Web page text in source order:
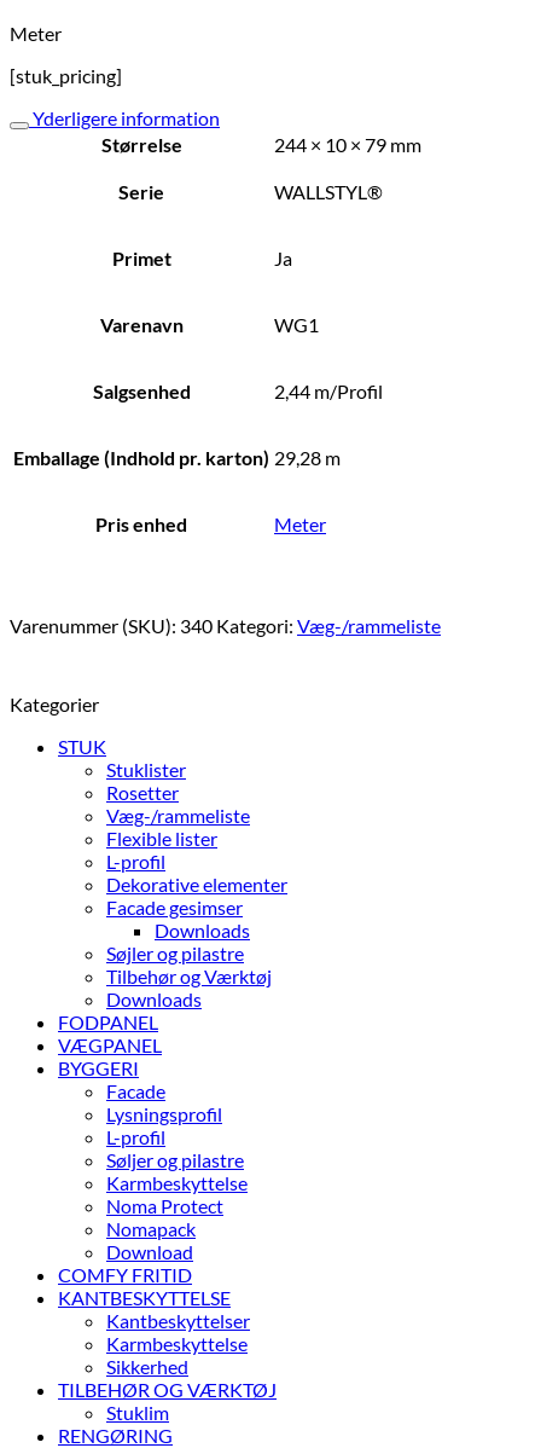
Meter
[stuk_pricing]
Yderligere information
Størrelse
244 × 10 × 79 mm
Serie WALLSTYL®
Primet Ja
Varenavn WG1
Salgsenhed 2,44 m/Profil
Emballage (Indhold pr. karton) 29,28 m
Pris enhed Meter
Varenummer (SKU): 340 Kategori: Væg-/rammeliste
Kategorier
STUK
Stuklister
Rosetter
Væg-/rammeliste
Flexible lister
L-profil
Dekorative elementer
Facade gesimser
Downloads
Søjler og pilastre
Tilbehør og Værktøj
Downloads
FODPANEL
VÆGPANEL
BYGGERI
Facade
Lysningsprofil
L-profil
Søljer og pilastre
Karmbeskyttelse
Noma Protect
Nomapack
Download
COMFY FRITID
KANTBESKYTTELSE
Kantbeskyttelser
Karmbeskyttelse
Sikkerhed
TILBEHØR OG VÆRKTØJ
Stuklim
RENGØRING